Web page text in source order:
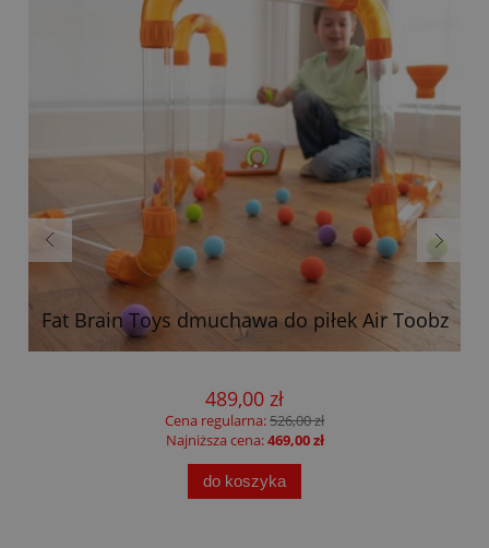
Fat Brain Toys dmuchawa do piłek Air Toobz
489,00 zł
Cena regularna:526,00 zł
Najniższa cena:469,00 zł
do koszyka